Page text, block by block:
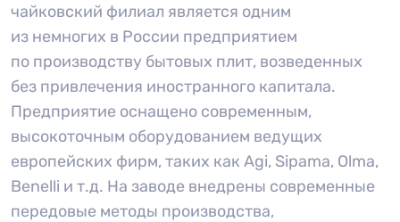
чайковский филиал является одним
из немногих в России предприятием
по производству бытовых плит, возведенных
без привлечения иностранного капитала.
Предприятие оснащено современным,
высокоточным оборудованием ведущих
европейских фирм, таких как Agi, Sipama, Olma,
Benelli и т.д. На заводе внедрены современные
передовые методы производства,